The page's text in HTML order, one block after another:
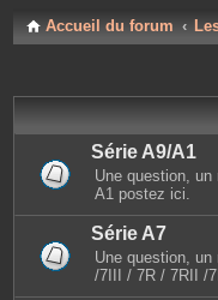
Accueil du forum
Série A9/A1
Une question,
A1 postez ici.
Série A7
Une question,
/7III / 7R / 7RII /